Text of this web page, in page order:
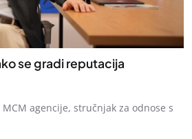
se gradi reputacija
agencije, stručnjak za odnose s